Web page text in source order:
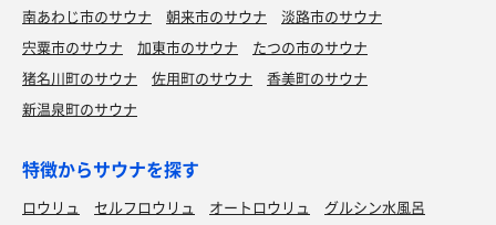
南あわじ市のサウナ
朝来市のサウナ
淡路市のサウナ
宍粟市のサウナ
加東市のサウナ
たつの市のサウナ
猪名川町のサウナ
佐用町のサウナ
香美町のサウナ
新温泉町のサウナ
特徴からサウナを探す
ロウリュ セルフロウリュ オートロウリュ
グルシン水風呂